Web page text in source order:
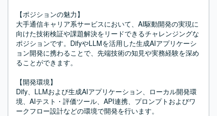
【ポジションの魅力】
大手通信キャリア系サービスにおいて、AI駆動開発の実現に
向けた技術検証や課題解決をリードできるチャレンジングな
ポジションです。DifyやLLMを活用した生成AIアプリケーシ
ョン開発に携わることで、先端技術の知見や実務経験を深め
ることができます。
【開発環境】
Dify、LLMおよび生成AIアプリケーション、ローカル開発環
境、AIテスト・評価ツール、API連携、プロンプトおよびワ
ークフロー設計などの環境で開発を行います。